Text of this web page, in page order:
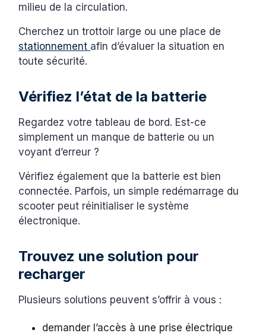
milieu de la circulation.
Cherchez un trottoir large ou une place de
stationnement afin d’évaluer la situation en
toute sécurité.
Vérifiez l’état de la batterie
Regardez votre tableau de bord. Est-ce
simplement un manque de batterie ou un
voyant d’erreur ?
Vérifiez également que la batterie est bien
connectée. Parfois, un simple redémarrage du
scooter peut réinitialiser le système
électronique.
Trouvez une solution pour
recharger
Plusieurs solutions peuvent s’offrir à vous :
demander l’accès à une prise électrique